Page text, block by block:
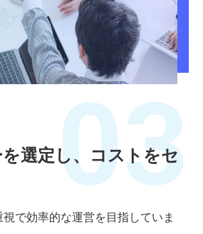
選定し、コストをセ
03
で効率的な運営を目指していま